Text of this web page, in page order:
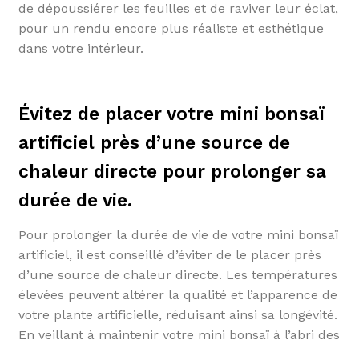
de dépoussiérer les feuilles et de raviver leur éclat,
pour un rendu encore plus réaliste et esthétique
dans votre intérieur.
Évitez de placer votre mini bonsaï
artificiel près d’une source de
chaleur directe pour prolonger sa
durée de vie.
Pour prolonger la durée de vie de votre mini bonsaï
artificiel, il est conseillé d’éviter de le placer près
d’une source de chaleur directe. Les températures
élevées peuvent altérer la qualité et l’apparence de
votre plante artificielle, réduisant ainsi sa longévité.
En veillant à maintenir votre mini bonsaï à l’abri des